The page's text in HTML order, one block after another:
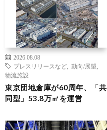
2026.08.08
プレスリリースなど
動向/展望
物流施設
東京団地倉庫が60周年、「共
同型」53.8万㎡を運営